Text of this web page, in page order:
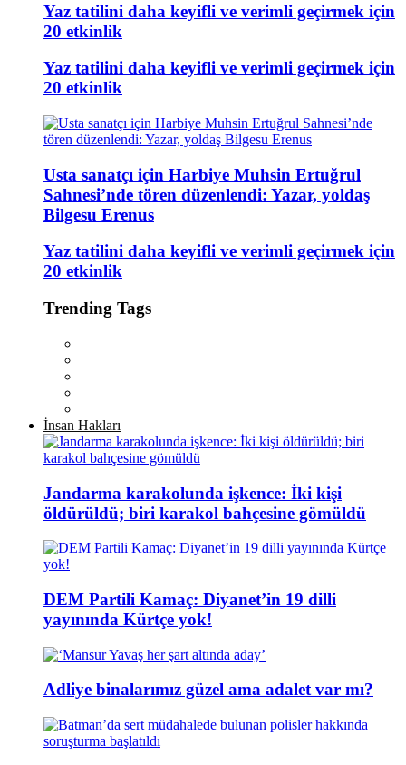
Yaz tatilini daha keyifli ve verimli geçirmek için
20 etkinlik
Yaz tatilini daha keyifli ve verimli geçirmek için
20 etkinlik
Usta sanatçı için Harbiye Muhsin Ertuğrul
Sahnesi’nde tören düzenlendi: Yazar, yoldaş
Bilgesu Erenus
Yaz tatilini daha keyifli ve verimli geçirmek için
20 etkinlik
Trending Tags
İnsan Hakları
Jandarma karakolunda işkence: İki kişi
öldürüldü; biri karakol bahçesine gömüldü
DEM Partili Kamaç: Diyanet’in 19 dilli
yayınında Kürtçe yok!
Adliye binalarımız güzel ama adalet var mı?